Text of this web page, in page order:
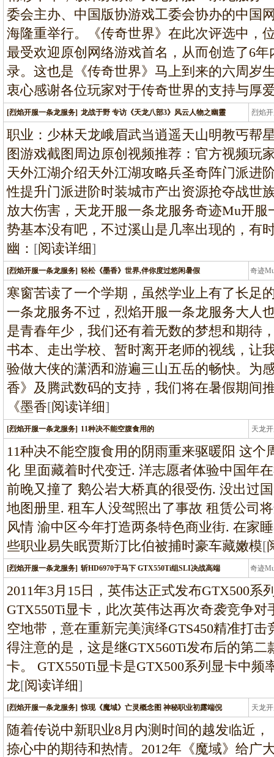
委会主办、中国版协游戏工委会协办的中国
海隆重举行。《传奇世界》在此次评选中，
最受欢迎原创网络游戏首名，从而创造了6
录。这也是《传奇世界》马上到来的六周岁
衷心感谢各位玩家对于传奇世界的支持与厚
[烈焰开服一条龙服务] 龙战于野 专访《天龙八部3》风云人物之幽靈 烈焰
龙
职业：少林天龙峨眉武当逍遥天山明教丐帮
图游戏截图周边原创视频推荐：官方视频玩
天外江湖介绍天外江湖攻略兵圣奇阵门派进
性提升门派进阶时装城市产出资源抢夺战世
放大伤害，天龙开服一条龙服务奇迹Mu开
势基本没有吧，不过溪山是几率出现的，有
幽： [阅读详细]
[烈焰开服一条龙服务] 轻松《墨香》世界,伴你度过悠闲暑假 奇迹
条
寒窗苦读了一个学期，虽然学业上有了长足
一条龙服务不过，烈焰开服一条龙服务大人
是青春年少，我们还有着无数的梦想和期
书本、走出学校、暂时离开老师的视线，让
验做大侠的潇洒和游遍三山五岳的畅快。为
香》及腾武数码的支持，我们将在暑假期间
《墨香[阅读详细]
[烈焰开服一条龙服务] 11种决不能空腹食用的 天龙
龙
11种决不能空腹食用的阴雨重来驱暖阳 这个
化 里面藏着时代变迁. 洋志愿者体验中国年
前晚又撞了 鹅公岩大桥真的很受伤. 没出过
地图册里. 租车人没驾照出了事故 租赁公司
风情 渝中区今年打造两条特色商业街. 在家
些职业易失眠贾斯汀比伯被捕时豪车藏嫩模[
[烈焰开服一条龙服务] 斩HD6970于马下 GTX550Ti组SLI决战高端 奇迹
条
2011年3月15日，英伟达正式发布GTX500系
GTX550Ti显卡，此次英伟达再次奇袭竞争对
空地带，意在重新完美演绎GTS450精准打
得注意的是，这是继GTX560Ti发布后的第二
卡。 GTX550Ti显卡是GTX500系列显卡中频
龙[阅读详细]
[烈焰开服一条龙服务] 惊现《魔域》亡灵概念图 神秘职业初露端倪 天龙
随着传说中新职业8月内测时间的越发临近
捺心中的期待和热情。2012年《魔域》给广